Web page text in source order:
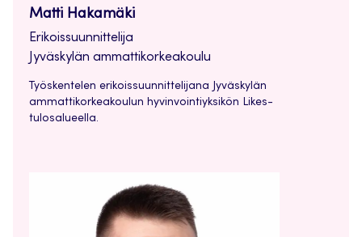
Matti Hakamäki
Erikoissuunnittelija
Jyväskylän ammattikorkeakoulu
Työskentelen erikoissuunnittelijana Jyväskylän
ammattikorkeakoulun hyvinvointiyksikön Likes-
tulosalueella.